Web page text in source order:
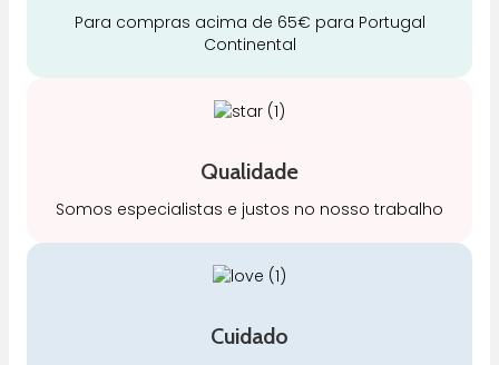
Para compras acima de 65€ para Portugal
Continental
Qualidade
Somos especialistas e justos no nosso trabalho
Cuidado